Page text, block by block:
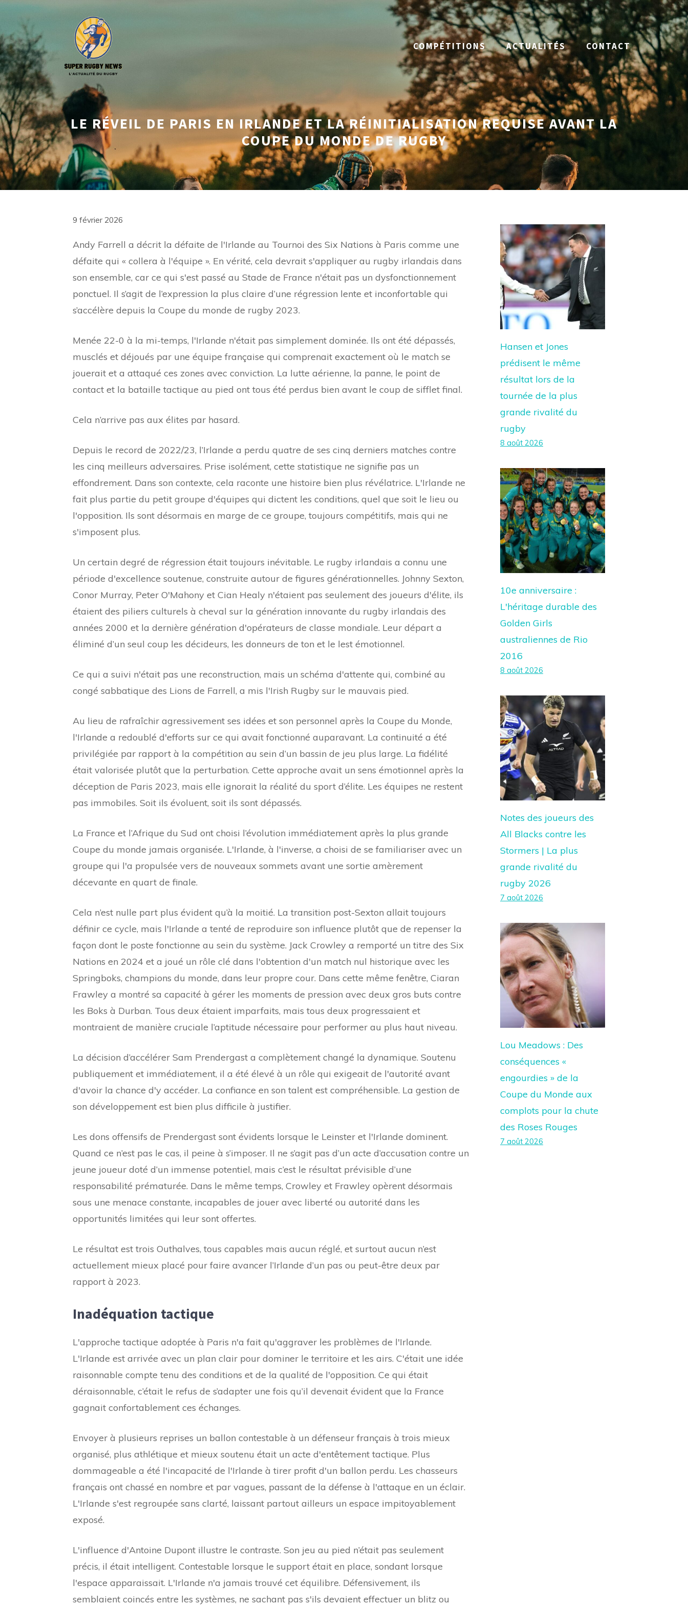
Aller
contenu
COMPÉTITIONS ACTUALITÉS CONTACT
LE RÉVEIL DE PARIS EN IRLANDE ET LA RÉINITIALISATION REQUISE AVANT LA
COUPE DU MONDE DE RUGBY
9 février 2026
Andy Farrell a décrit la défaite de l'Irlande au Tournoi des Six Nations à Paris comme une
défaite qui « collera à l'équipe ». En vérité, cela devrait s'appliquer au rugby irlandais dans
son ensemble, car ce qui s'est passé au Stade de France n'était pas un dysfonctionnement
ponctuel. Il s’agit de l’expression la plus claire d’une régression lente et inconfortable qui
s’accélère depuis la Coupe du monde de rugby 2023.
Menée 22-0 à la mi-temps, l'Irlande n'était pas simplement dominée. Ils ont été dépassés,
musclés et déjoués par une équipe française qui comprenait exactement où le match se
jouerait et a attaqué ces zones avec conviction. La lutte aérienne, la panne, le point de
contact et la bataille tactique au pied ont tous été perdus bien avant le coup de sifflet final.
Cela n’arrive pas aux élites par hasard.
Depuis le record de 2022/23, l’Irlande a perdu quatre de ses cinq derniers matches contre
les cinq meilleurs adversaires. Prise isolément, cette statistique ne signifie pas un
effondrement. Dans son contexte, cela raconte une histoire bien plus révélatrice. L'Irlande ne
fait plus partie du petit groupe d'équipes qui dictent les conditions, quel que soit le lieu ou
l'opposition. Ils sont désormais en marge de ce groupe, toujours compétitifs, mais qui ne
s'imposent plus.
Un certain degré de régression était toujours inévitable. Le rugby irlandais a connu une
période d'excellence soutenue, construite autour de figures générationnelles. Johnny Sexton,
Conor Murray, Peter O'Mahony et Cian Healy n'étaient pas seulement des joueurs d'élite, ils
étaient des piliers culturels à cheval sur la génération innovante du rugby irlandais des
années 2000 et la dernière génération d'opérateurs de classe mondiale. Leur départ a
éliminé d’un seul coup les décideurs, les donneurs de ton et le lest émotionnel.
Ce qui a suivi n'était pas une reconstruction, mais un schéma d'attente qui, combiné au
congé sabbatique des Lions de Farrell, a mis l'Irish Rugby sur le mauvais pied.
Au lieu de rafraîchir agressivement ses idées et son personnel après la Coupe du Monde,
l'Irlande a redoublé d'efforts sur ce qui avait fonctionné auparavant. La continuité a été
privilégiée par rapport à la compétition au sein d’un bassin de jeu plus large. La fidélité
était valorisée plutôt que la perturbation. Cette approche avait un sens émotionnel après la
déception de Paris 2023, mais elle ignorait la réalité du sport d’élite. Les équipes ne restent
pas immobiles. Soit ils évoluent, soit ils sont dépassés.
La France et l’Afrique du Sud ont choisi l’évolution immédiatement après la plus grande
Coupe du monde jamais organisée. L'Irlande, à l'inverse, a choisi de se familiariser avec un
groupe qui l'a propulsée vers de nouveaux sommets avant une sortie amèrement
décevante en quart de finale.
Cela n’est nulle part plus évident qu’à la moitié. La transition post-Sexton allait toujours
définir ce cycle, mais l'Irlande a tenté de reproduire son influence plutôt que de repenser la
façon dont le poste fonctionne au sein du système. Jack Crowley a remporté un titre des Six
Nations en 2024 et a joué un rôle clé dans l'obtention d'un match nul historique avec les
Springboks, champions du monde, dans leur propre cour. Dans cette même fenêtre, Ciaran
Frawley a montré sa capacité à gérer les moments de pression avec deux gros buts contre
les Boks à Durban. Tous deux étaient imparfaits, mais tous deux progressaient et
montraient de manière cruciale l’aptitude nécessaire pour performer au plus haut niveau.
La décision d’accélérer Sam Prendergast a complètement changé la dynamique. Soutenu
publiquement et immédiatement, il a été élevé à un rôle qui exigeait de l'autorité avant
d'avoir la chance d'y accéder. La confiance en son talent est compréhensible. La gestion de
son développement est bien plus difficile à justifier.
Les dons offensifs de Prendergast sont évidents lorsque le Leinster et l'Irlande dominent.
Quand ce n’est pas le cas, il peine à s’imposer. Il ne s’agit pas d’un acte d’accusation contre un
jeune joueur doté d’un immense potentiel, mais c’est le résultat prévisible d’une
responsabilité prématurée. Dans le même temps, Crowley et Frawley opèrent désormais
sous une menace constante, incapables de jouer avec liberté ou autorité dans les
opportunités limitées qui leur sont offertes.
Le résultat est trois Outhalves, tous capables mais aucun réglé, et surtout aucun n’est
actuellement mieux placé pour faire avancer l’Irlande d’un pas ou peut-être deux par
rapport à 2023.
Inadéquation tactique
L'approche tactique adoptée à Paris n'a fait qu'aggraver les problèmes de l'Irlande.
L'Irlande est arrivée avec un plan clair pour dominer le territoire et les airs. C'était une idée
raisonnable compte tenu des conditions et de la qualité de l'opposition. Ce qui était
déraisonnable, c’était le refus de s’adapter une fois qu’il devenait évident que la France
gagnait confortablement ces échanges.
Envoyer à plusieurs reprises un ballon contestable à un défenseur français à trois mieux
organisé, plus athlétique et mieux soutenu était un acte d'entêtement tactique. Plus
dommageable a été l'incapacité de l'Irlande à tirer profit d'un ballon perdu. Les chasseurs
français ont chassé en nombre et par vagues, passant de la défense à l'attaque en un éclair.
L'Irlande s'est regroupée sans clarté, laissant partout ailleurs un espace impitoyablement
exposé.
L'influence d'Antoine Dupont illustre le contraste. Son jeu au pied n’était pas seulement
précis, il était intelligent. Contestable lorsque le support était en place, sondant lorsque
l'espace apparaissait. L'Irlande n'a jamais trouvé cet équilibre. Défensivement, ils
semblaient coincés entre les systèmes, ne sachant pas s'ils devaient effectuer un blitz ou
Hansen et Jones
prédisent le même
résultat lors de la
tournée de la plus
grande rivalité du
rugby
8 août 2026
10e anniversaire :
L'héritage durable des
Golden Girls
australiennes de Rio
2016
8 août 2026
Notes des joueurs des
All Blacks contre les
Stormers | La plus
grande rivalité du
rugby 2026
7 août 2026
Lou Meadows : Des
conséquences «
engourdies » de la
Coupe du Monde aux
complots pour la chute
des Roses Rouges
7 août 2026